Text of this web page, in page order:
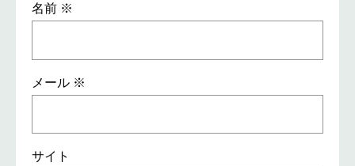
名前 ※
メール ※
サイト